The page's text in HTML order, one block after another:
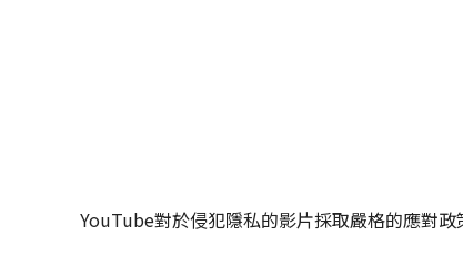
YouTube對於侵犯隱私的影片採取嚴格的應對政